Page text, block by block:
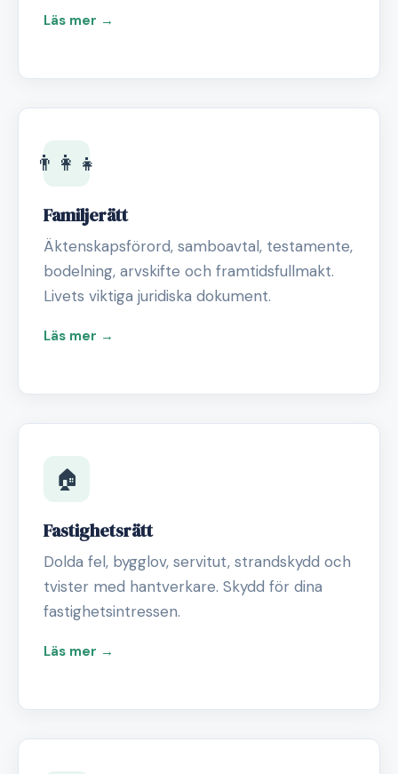
Läs mer →
👨‍👩‍👧
Familjerätt
Äktenskapsförord, samboavtal, testamente,
bodelning, arvskifte och framtidsfullmakt.
Livets viktiga juridiska dokument.
Läs mer →
🏠
Fastighetsrätt
Dolda fel, bygglov, servitut, strandskydd och
tvister med hantverkare. Skydd för dina
fastighetsintressen.
Läs mer →